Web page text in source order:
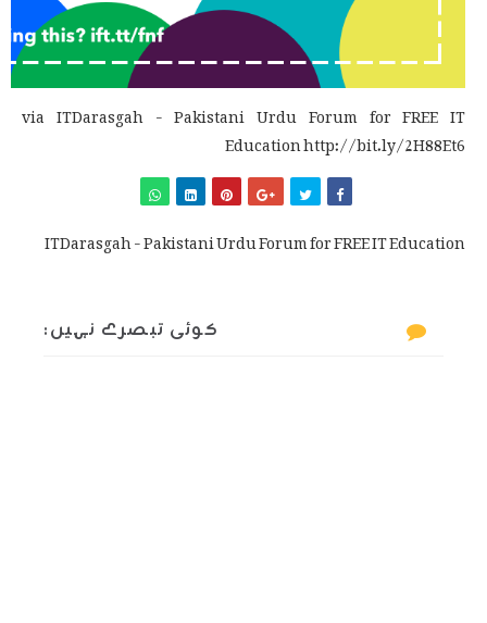
via ITDarasgah - Pakistani Urdu Forum for FREE IT
Education http://bit.ly/2H88Et6
ITDarasgah - Pakistani Urdu Forum for FREE IT Education
کوئی تبصرے نہیں: